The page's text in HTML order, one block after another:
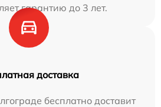
гарантию до 3 лет.
доставка
бесплатно доставит